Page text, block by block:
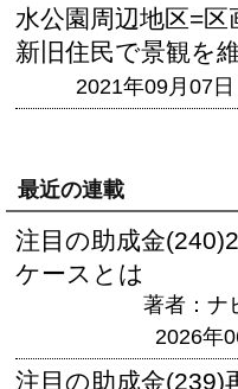
水公園周辺地区=区
新旧住民で景観を
2021年09月07日
最近の連載
注目の助成金
ケースとは
著者：ナ
2026年
注目の助成金(239)